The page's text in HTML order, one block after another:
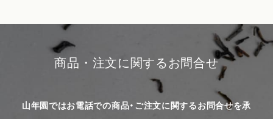
商品・注文に関するお問合せ
山年園ではお電話での商品・ご注文に関するお問合せを承